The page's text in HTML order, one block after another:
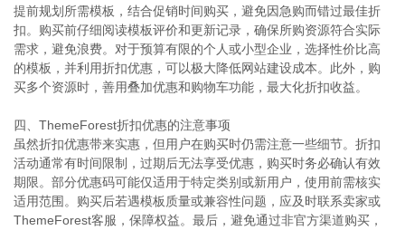
提前规划所需模板，结合促销时间购买，避免因急购而错过最佳折
扣。购买前仔细阅读模板评价和更新记录，确保所购资源符合实际
需求，避免浪费。对于预算有限的个人或小型企业，选择性价比高
的模板，并利用折扣优惠，可以极大降低网站建设成本。此外，购
买多个资源时，善用叠加优惠和购物车功能，最大化折扣收益。
四、ThemeForest折扣优惠的注意事项
虽然折扣优惠带来实惠，但用户在购买时仍需注意一些细节。折扣
活动通常有时间限制，过期后无法享受优惠，购买时务必确认有效
期限。部分优惠码可能仅适用于特定类别或新用户，使用前需核实
适用范围。购买后若遇模板质量或兼容性问题，应及时联系卖家或
ThemeForest客服，保障权益。最后，避免通过非官方渠道购买，